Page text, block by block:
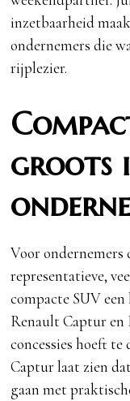
inzetbaarheid
ondernemers die
rijplezier.
groots
Voor ondernemers
representatieve,
compacte SUV
Renault Captur en
concessies hoeft
Captur laat zien
gaan met